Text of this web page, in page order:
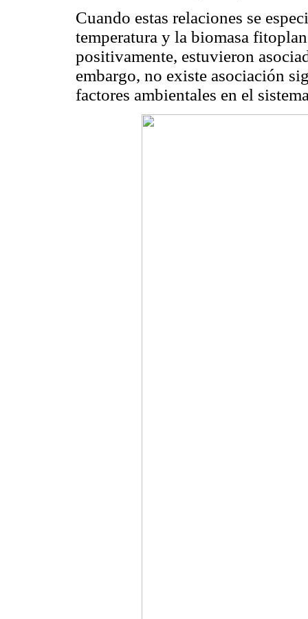
Cuando estas relaciones se
temperatura y la biomasa
positivamente, estuvieron
embargo, no existe asociación
factores ambientales en el